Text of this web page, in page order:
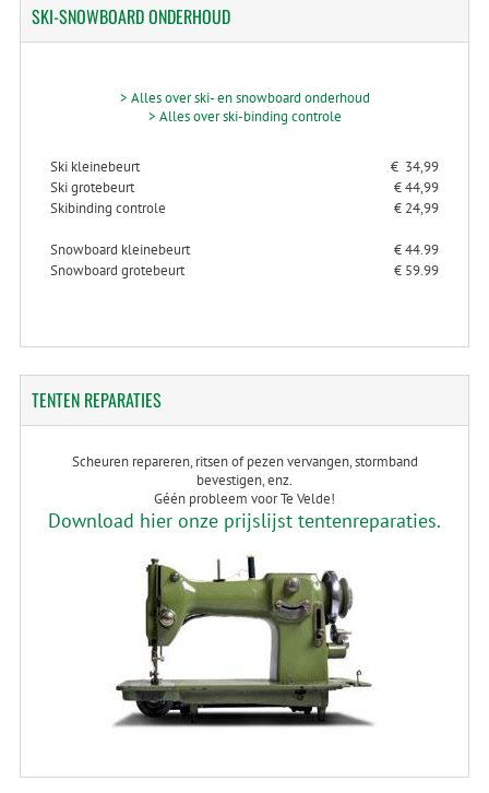
SKI-SNOWBOARDONDERHOUD
> Alles over ski- en snowboard onderhoud
> Alles over ski-binding controle
Ski kleinebeurt
€ 34,99
Ski grotebeurt
€ 44,99
Skibinding controle
€ 24,99
Snowboard kleinebeurt
€ 44.99
Snowboard grotebeurt
€ 59.99
TENTENREPARATIES
Scheuren repareren, ritsen of pezen vervangen, stormband
bevestigen, enz.
Géén probleem voor Te Velde!
Download hier onze prijslijst tentenreparaties.